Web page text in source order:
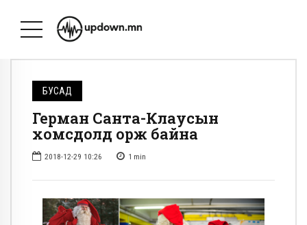
БУСАД
Герман Санта-Клаусын
хомсдолд орж байна
2018-12-29 10:26 1 min